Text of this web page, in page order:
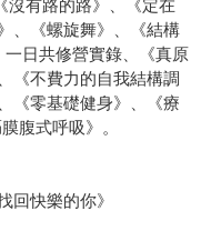
沒有路的路》、《定在
、《螺旋舞》、《結構
一日共修營實錄、《真原
《不費力的自我結構調
《零基礎健身》、《療
腹式呼吸》。
回快樂的你》